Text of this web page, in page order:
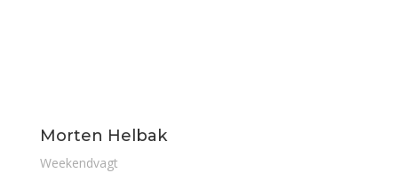
Morten Helbak
Weekendvagt